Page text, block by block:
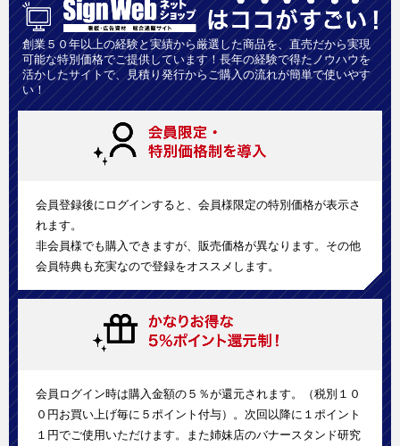
創業５０年以上の経験と実績から厳選した商品を、直売だから実現
可能な特別価格でご提供しています！長年の経験で得たノウハウを
活かしたサイトで、見積り発行からご購入の流れが簡単で使いやす
い！
会員登録後にログインすると、会員様限定の特別価格が表示さ
れます。
非会員様でも購入できますが、販売価格が異なります。その他
会員特典も充実なので登録をオススメします。
会員ログイン時は購入金額の５％が還元されます。（税別１０
０円お買い上げ毎に５ポイント付与）。次回以降に１ポイント
１円でご使用いただけます。また姉妹店のバナースタンド研究